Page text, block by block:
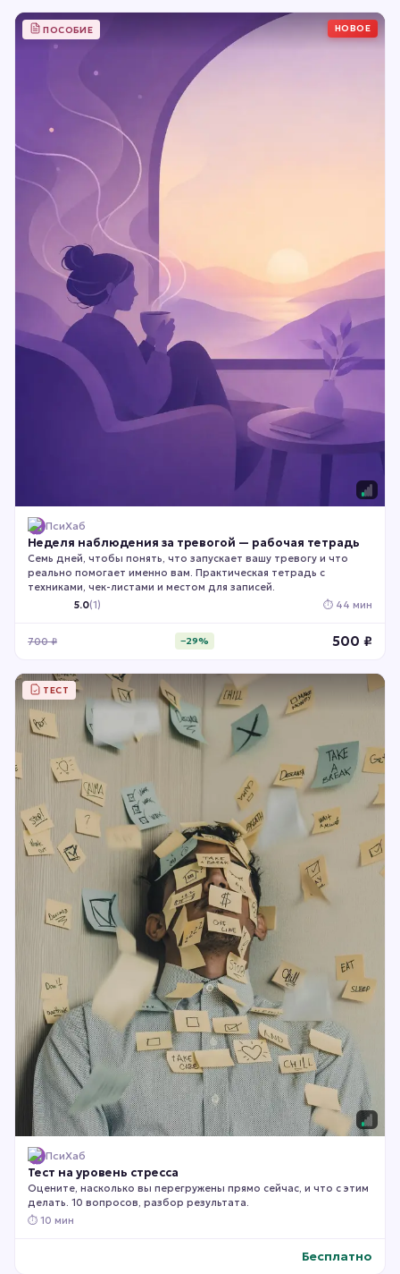
ПОСОБИЕ НОВОЕ
ПсиХаб
Неделя наблюдения за тревогой — рабочая тетрадь
Семь дней, чтобы понять, что запускает вашу тревогу и что
реально помогает именно вам. Практическая тетрадь с
техниками, чек-листами и местом для записей.
5.0(1) ⏱ 44 мин
700₽ −29% 500 ₽
ТЕСТ
ПсиХаб
Тест на уровень стресса
Оцените, насколько вы перегружены прямо сейчас, и что с этим
делать. 10 вопросов, разбор результата.
⏱ 10 мин
Бесплатно